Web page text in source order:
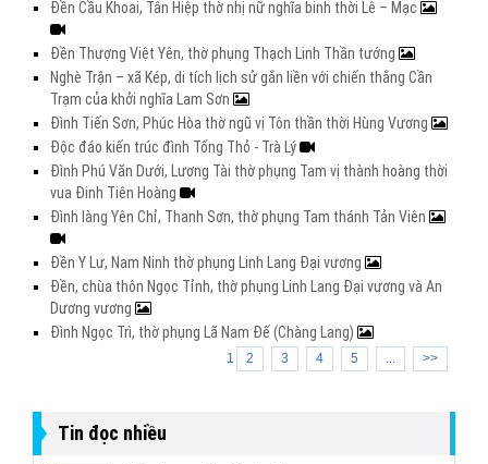
Đền Cầu Khoai, Tân Hiệp thờ nhị nữ nghĩa binh thời Lê – Mạc
Đền Thượng Việt Yên, thờ phụng Thạch Linh Thần tướng
Nghè Trận – xã Kép, di tích lịch sử gắn liền với chiến thắng Cần
Trạm của khởi nghĩa Lam Sơn
Đình Tiến Sơn, Phúc Hòa thờ ngũ vị Tôn thần thời Hùng Vương
Độc đáo kiến trúc đình Tống Thỏ - Trà Lý
Đình Phú Văn Dưới, Lương Tài thờ phụng Tam vị thành hoàng thời
vua Đinh Tiên Hoàng
Đình làng Yên Chỉ, Thanh Sơn, thờ phụng Tam thánh Tản Viên
Đền Y Lư, Nam Ninh thờ phụng Linh Lang Đại vương
Đền, chùa thôn Ngọc Tỉnh, thờ phụng Linh Lang Đại vương và An
Dương vương
Đình Ngọc Trì, thờ phụng Lã Nam Đế (Chàng Lang)
1 2 3 4 5 ... >>
Tin đọc nhiều